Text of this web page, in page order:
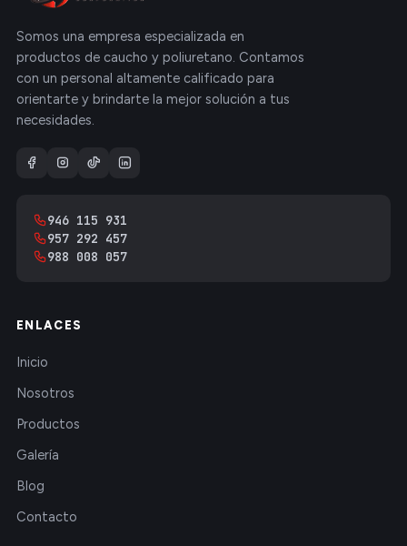
Somos una empresa especializada en
productos de caucho y poliuretano. Contamos
con un personal altamente calificado para
orientarte y brindarte la mejor solución a tus
necesidades.
946 115 931
957 292 457
988 008 057
ENLACES
Inicio
Nosotros
Productos
Galería
Blog
Contacto